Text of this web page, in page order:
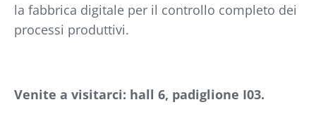
la fabbrica digitale per il controllo completo dei
processi produttivi.
Venite a visitarci: hall 6, padiglione I03.